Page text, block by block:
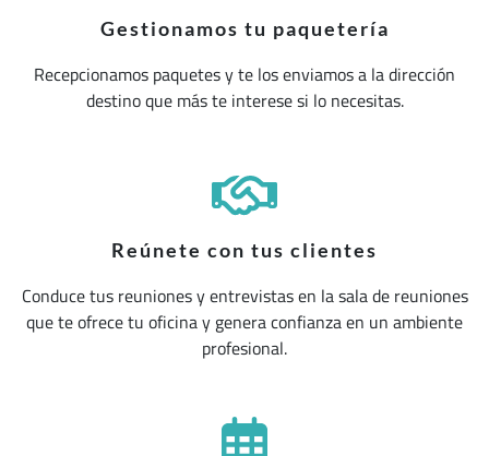
Gestionamos tu paquetería
Recepcionamos paquetes y te los enviamos a la dirección
destino que más te interese si lo necesitas.
Reúnete con tus clientes
Conduce tus reuniones y entrevistas en la sala de reuniones
que te ofrece tu oficina y genera confianza en un ambiente
profesional.